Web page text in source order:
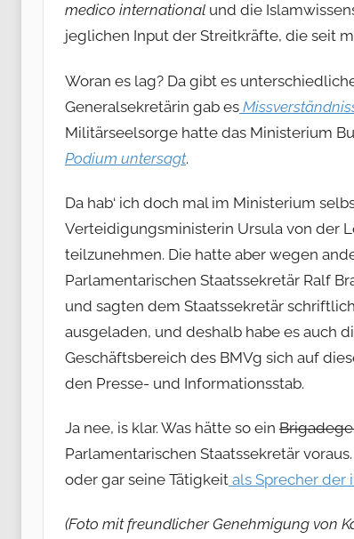
medico international und die
jeglichen Input der Streitkräfte, die seit
Woran es lag? Da gibt es
Generalsekretärin gab es
Militärseelsorge hatte das Ministerium
Podium untersagt.
Da hab‘ ich doch mal im Ministerium
Verteidigungsministerin Ursula von der
teilzunehmen. Die hatte aber wegen
Parlamentarischen Staatssekretär Ralf
und sagten dem Staatssekretär
ausgeladen, und deshalb habe es auch
Geschäftsbereich des BMVg sich auf
den Presse- und Informationsstab.
Ja nee, is klar. Was hätte so ein
Parlamentarischen Staatssekretär
oder gar seine Tätigkeit als Sprecher der
(Foto mit freundlicher Genehmigung von